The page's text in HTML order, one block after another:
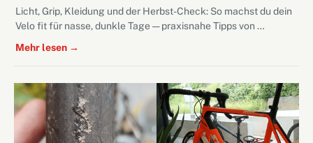
Licht, Grip, Kleidung und der Herbst-Check: So machst du dein
Velo fit für nasse, dunkle Tage — praxisnahe Tipps von …
Mehr lesen →